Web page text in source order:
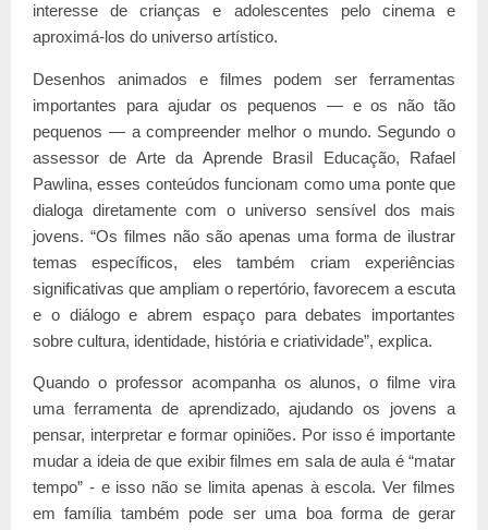
interesse de crianças e adolescentes pelo cinema e
aproximá-los do universo artístico.
Desenhos animados e filmes podem ser ferramentas
importantes para ajudar os pequenos — e os não tão
pequenos — a compreender melhor o mundo. Segundo o
assessor de Arte da Aprende Brasil Educação, Rafael
Pawlina, esses conteúdos funcionam como uma ponte que
dialoga diretamente com o universo sensível dos mais
jovens. “Os filmes não são apenas uma forma de ilustrar
temas específicos, eles também criam experiências
significativas que ampliam o repertório, favorecem a escuta
e o diálogo e abrem espaço para debates importantes
sobre cultura, identidade, história e criatividade”, explica.
Quando o professor acompanha os alunos, o filme vira
uma ferramenta de aprendizado, ajudando os jovens a
pensar, interpretar e formar opiniões. Por isso é importante
mudar a ideia de que exibir filmes em sala de aula é “matar
tempo” - e isso não se limita apenas à escola. Ver filmes
em família também pode ser uma boa forma de gerar